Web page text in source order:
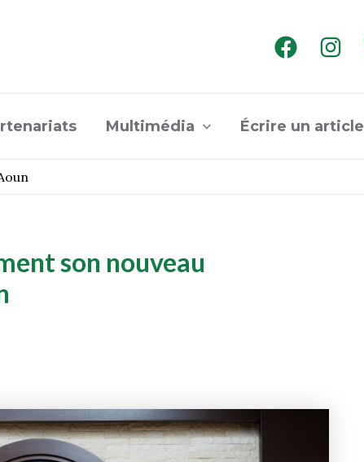
Multimédia Écrire un article
son nouveau